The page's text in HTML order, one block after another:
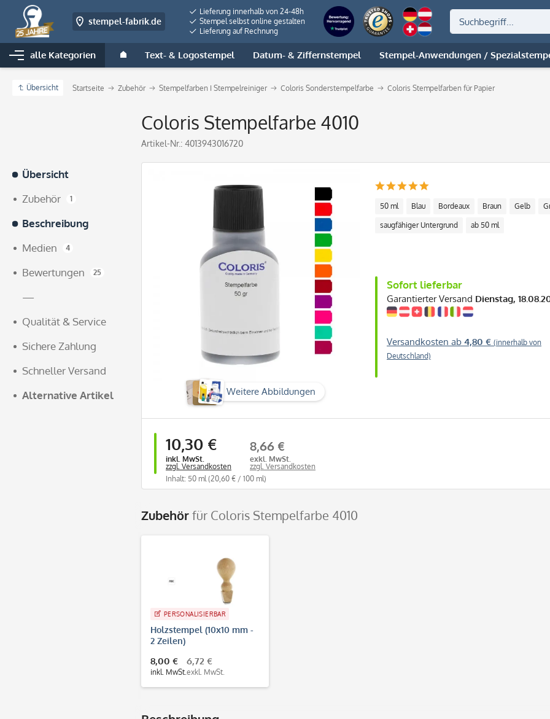
stempel-fabrik.de
Lieferung innerhalb von 24-48h
Stempel selbst online gestalten
Lieferung auf Rechnung
alle Kategorien Text- & Logostempel Datum- & Ziffernstempel Stempel-Anwendungen /
Übersicht Startseite Zubehör Stempelfarben I Stempelreiniger Coloris Sonderstempelfarbe Coloris Stempelfarben für Papier
Coloris Stempelfarbe 4010
Artikel-Nr.: 4013943016720
Übersicht
Zubehör
1
Beschreibung
Medien
4
Bewertungen 25
—
Qualität & Service
Sichere Zahlung
Schneller Versand
Alternative Artikel
Weitere Abbildungen
50 ml Blau Bordeaux Braun Gelb
saugfähiger Untergrund ab 50 ml
Sofort lieferbar
Garantierter Versand Dienstag,
Versandkosten ab 4,80 € (innerhalb von
Deutschland)
10,30 €
inkl. MwSt.
zzgl. Versandkosten
8,66 €
exkl. MwSt.
zzgl. Versandkosten
Inhalt: 50 ml (20,60 € / 100 ml)
Zubehörfür Coloris Stempelfarbe 4010
PERSONALISIERBAR
Holzstempel (10x10 mm -
2 Zeilen)
8,00 €
inkl. MwSt.
6,72 €
exkl. MwSt.